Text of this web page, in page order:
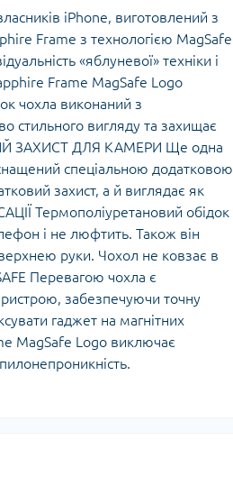
iPhone, виготовлений з
Frame з технологією MagSafe
«яблуневої» техніки і
Frame MagSafe Logo
чохла виконаний з
стильного вигляду та захищає
ЗАХИСТ ДЛЯ КАМЕРИ Ще одна
спеціальною додатковою
захист, а й виглядає як
Термополіуретановий обідок
і не люфтить. Також він
руки. Чохол не ковзає в
Перевагою чохла є
забезпечуючи точну
гаджет на магнітних
MagSafe Logo виключає